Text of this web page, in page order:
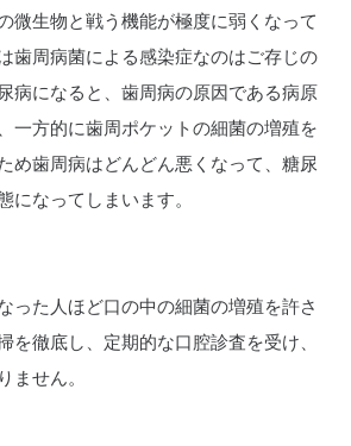
微生物と戦う機能が極度に弱くなって
歯周病菌による感染症なのはご存じの
病になると、歯周病の原因である病原
一方的に歯周ポケットの細菌の増殖を
め歯周病はどんどん悪くなって、糖尿
になってしまいます。
った人ほど口の中の細菌の増殖を許さ
を徹底し、定期的な口腔診査を受け、
ません。